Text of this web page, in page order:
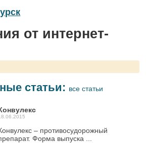
от интернет-
статьи: все статьи
– противосудорожный
Форма выпуска ...